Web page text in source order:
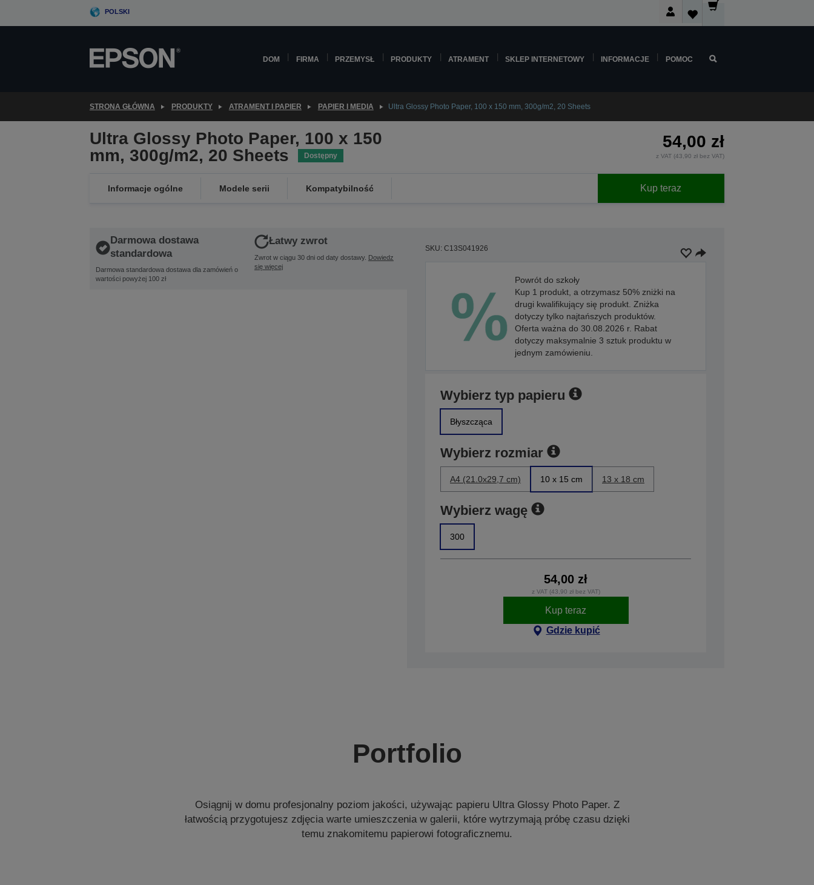
POLSKI
DOM FIRMA PRZEMYSŁ PRODUKTY ATRAMENT SKLEP INTERNETOWY INFORMACJE POMOC
STRONA GŁÓWNA PRODUKTY ATRAMENT I PAPIER PAPIER I MEDIA Ultra Glossy Photo Paper, 100 x 150 mm, 300g/m2, 20 Sheets
Ultra Glossy Photo Paper, 100 x 150
mm, 300g/m2, 20 Sheets
Dostępny
54,00 zł
z VAT (43,90 zł bez VAT)
Informacje ogólne Modele serii Kompatybilność Kup teraz
Darmowa dostawa
standardowa
Darmowa standardowa dostawa dla zamówień o
wartości powyżej 100 zł
Łatwy zwrot
Zwrot w ciągu 30 dni od daty dostawy. Dowiedz
się więcej
SKU: C13S041926
Powrót do szkoły
Kup 1 produkt, a otrzymasz 50% zniżki na
drugi kwalifikujący się produkt. Zniżka
dotyczy tylko najtańszych produktów.
Oferta ważna do 30.08.2026 r. Rabat
dotyczy maksymalnie 3 sztuk produktu w
jednym zamówieniu.
Wybierz typ papieru
Błyszcząca
Wybierz rozmiar
A4 (21.0x29,7 cm) 10 x 15 cm 13 x 18 cm
Wybierz wagę
300
54,00 zł
z VAT (43,90 zł bez VAT)
Kup teraz
Gdzie kupić
Portfolio
Osiągnij w domu profesjonalny poziom jakości, używając papieru Ultra Glossy Photo Paper. Z
łatwością przygotujesz zdjęcia warte umieszczenia w galerii, które wytrzymają próbę czasu dzięki
temu znakomitemu papierowi fotograficznemu.